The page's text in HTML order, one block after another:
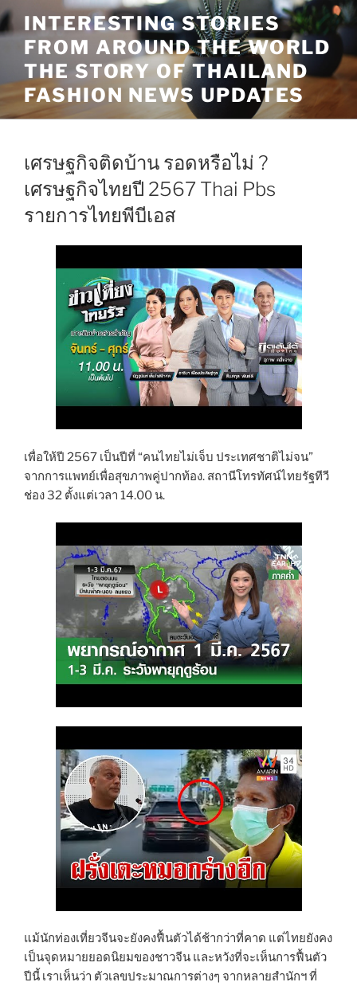
Skip
to
content
INTERESTING STORIES
FROM AROUND THE WORLD
THE STORY OF THAILAND
FASHION NEWS UPDATES
เศรษฐกิจติดบ้าน รอดหรือไม่ ?
เศรษฐกิจไทยปี 2567 Thai Pbs
รายการไทยพีบีเอส
เพื่อให้ปี 2567 เป็นปีที่ “คนไทยไม่เจ็บ ประเทศชาติไม่จน”
จากการแพทย์เพื่อสุขภาพคู่ปากท้อง. สถานีโทรทัศน์ไทยรัฐทีวี
ช่อง 32 ตั้งแต่เวลา 14.00 น.
แม้นักท่องเที่ยวจีนจะยังคงฟื้นตัวได้ช้ากว่าที่คาด แต่ไทยยังคง
เป็นจุดหมายยอดนิยมของชาวจีน และหวังที่จะเห็นการฟื้นตัว
ปีนี้ เราเห็นว่า ตัวเลขประมาณการต่างๆ จากหลายสำนักฯ ที่